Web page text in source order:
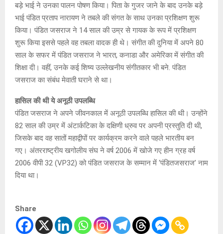
बड़े भाई ने उनका पालन पोषण किया। पिता के गुजर जाने के बाद उनके बड़े
भाई पंडित प्रताप नारायण ने तबले की संगत के साथ उनका प्रशिक्षण शुरू
किया। पंडित जसराज ने 14 साल की उम्र से गायक के रूप में प्रशिक्षण
शुरू किया इससे पहले वह तबला वादक ही थे। संगीत की दुनिया में अपने 80
साल के सफर में पंडित जसराज ने भारत, कनाडा और अमेरिका में संगीत की
शिक्षा दी। वहीं, उनके कई शिष्य उल्लेखनीय संगीतकार भी बने. पंडित
जसराज का संबंध मेवाती घराने से था।
हासिल की थी ये अनूठी उपलब्धि
पंडित जसराज ने अपने जीवनकाल में अनूठी उपलब्धि हासिल की थी। उन्होंने
82 साल की उम्र में अंटार्कटिका के दक्षिणी ध्रुव पर अपनी प्रस्तुति दी थी,
जिसके बाद वह सातों महाद्वीपों पर कार्यक्रम करने वाले पहले भारतीय बन
गए। अंतरराष्ट्रीय खगोलीय संघ ने वर्ष 2006 में खोजे गए हीन ग्रह वर्ष
2006 वीपी 32 (VP32) को पंडित जसराज के सम्मान में ‘पंडितजसराज’ नाम
दिया था।
Share